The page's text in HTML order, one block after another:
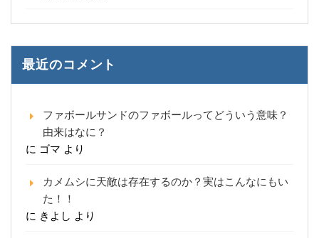
最近のコメント
ファボールサンドのファボールってどういう意味？
由来はなに？
に ゴマ より
カメムシに天敵は存在するのか？実はこんなにもい
た！！
に きよし より